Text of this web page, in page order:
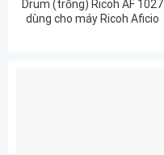
Drum (trống) Ricoh AF 1027
dùng cho máy Ricoh Aficio